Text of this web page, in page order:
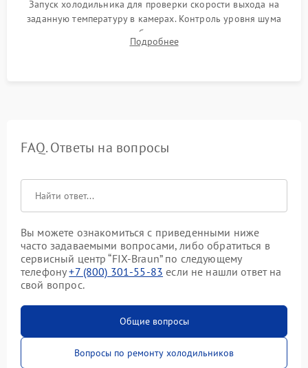
Запуск холодильника для проверки скорости выхода на
заданную температуру в камерах. Контроль уровня шума
компрессора, отсутствия обмерзания стенок и корректного
срабатывания системы автоматической оттайки.
Подробнее
FAQ. Ответы на вопросы
Вы можете ознакомиться с приведенными ниже
часто задаваемыми вопросами, либо обратиться в
сервисный центр “FIX-Braun” по следующему
телефону+7 (800) 301-55-83 если не нашли ответ на
свой вопрос.
Общие вопросы
Вопросы по ремонту холодильников